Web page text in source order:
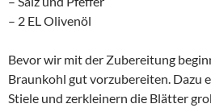
– 2 EL Olivenöl
Bevor wir mit der Zubereitung
Braunkohl gut vorzubereiten. Dazu
Stiele und zerkleinern die Blätter